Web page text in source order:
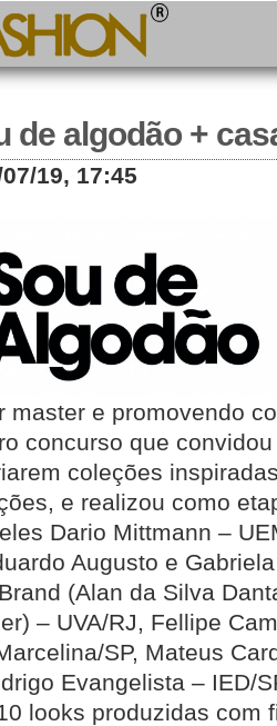
de algodão +
19, 17:45
master e promovendo
concurso que
coleções
e realizou como
Dario Mittmann –
Augusto e
(Alan da Silva
– UVA/RJ, Fellipe
SP, Mateus
Evangelista – IED/
looks produzidas com